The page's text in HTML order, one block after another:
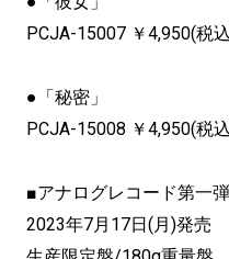
PCJA-15007 ￥4,950(税
●「秘密」
PCJA-15008 ￥4,950(税
■アナログレコード第一弾
2023年7月17日(月)発売